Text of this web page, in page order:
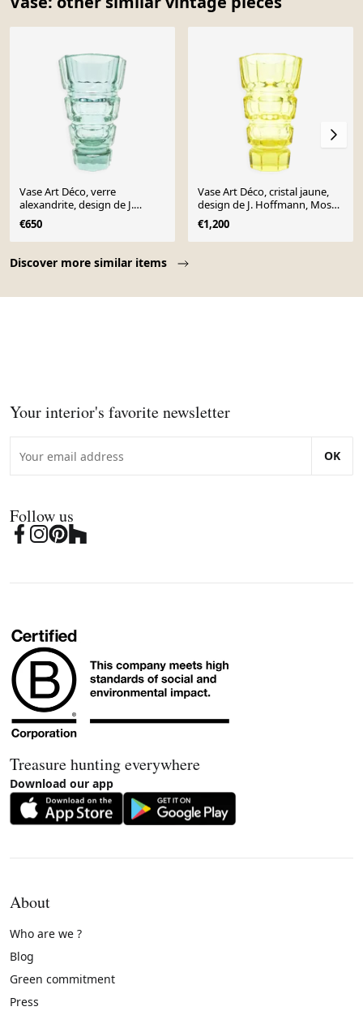
Discover more similar items
Vase Art Déco, verre
alexandrite, design de J.
Hoffmann, Moser,
Tchécoslovaquie, années 1930
€650
Vase Art Déco, cristal jaune,
design de J. Hoffmann, Moser,
Tchécoslovaquie, années 1930
€1,200
Your interior's favorite newsletter
OK
Follow us
Treasure hunting everywhere
Download our app
About
Who are we ?
Blog
Green commitment
Press